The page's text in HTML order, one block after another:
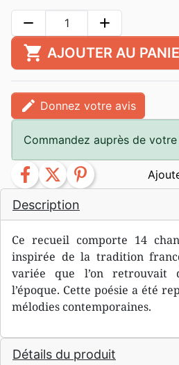
Description
Ce recueil comporte 14
inspirée de la tradition
variée que l’on retrouvait
l’époque. Cette poésie a été
mélodies contemporaines.
Détails du produit
remove add
shopping_cart AJOUTER AU
edit Donnez votre avis
Commandez auprès de
facebook twitter pinterest